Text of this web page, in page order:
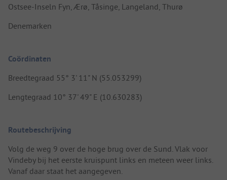
Ostsee-Inseln Fyn, Ærø, Tåsinge, Langeland, Thurø
Denemarken
Coördinaten
Breedtegraad 55° 3' 11" N (55.053299)
Lengtegraad 10° 37' 49" E (10.630283)
Routebeschrijving
Volg de weg 9 over de hoge brug over de Sund. Vlak voor
Vindeby bij het eerste kruispunt links en meteen weer links.
Vanaf daar staat het aangegeven.